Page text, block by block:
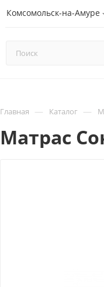
Комсомольск-на-Амуре
Главная — Каталог —
Матрас